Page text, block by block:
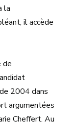
la
il accède
de
2004 dans
argumentées
Cheffert. Au